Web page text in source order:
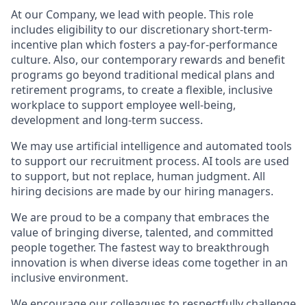
At our Company, we lead with people. This role
includes eligibility to our discretionary short-term-
incentive plan which fosters a pay-for-performance
culture. Also, our contemporary rewards and benefit
programs go beyond traditional medical plans and
retirement programs, to create a flexible, inclusive
workplace to support employee well-being,
development and long-term success.
We may use artificial intelligence and automated tools
to support our recruitment process. AI tools are used
to support, but not replace, human judgment. All
hiring decisions are made by our hiring managers.
We are proud to be a company that embraces the
value of bringing diverse, talented, and committed
people together. The fastest way to breakthrough
innovation is when diverse ideas come together in an
inclusive environment.